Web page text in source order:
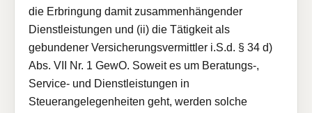
die Erbringung damit zusammenhängender
Dienstleistungen und (ii) die Tätigkeit als
gebundener Versicherungsvermittler i.S.d. § 34 d)
Abs. VII Nr. 1 GewO. Soweit es um Beratungs-,
Service- und Dienstleistungen in
Steuerangelegenheiten geht, werden solche